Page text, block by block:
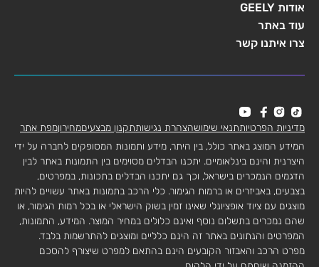
אודות GEELY
עוד באתר
צרו איתנו קשר
מדיניות הפרטיותתנאי שימושהצהרת נגישותתקנון מבצעיםמחירוןמפת אתר
המידע המוצג באתר כולל, בין היתר, מידע ותמונות המסופקים לחברה על ידי
היצרנית והינם בינלאומיים. יתכנו הבדלים מסוימים בין התמונות באתר לבין
הדגמים הנמכרים בישראל, וכך גם יתכנו הבדלים בתכונות, במפרטים,
בצבעים, באביזרים או ברמות הגימור. כלי הרכב בתמונות באתר עשויים להיות
מוצגים עם ציוד אופציונלי שאינו זמין בשוק הישראלי או בכל רמות הגימור, או
שהם נמכרים בתשלום נוסף ואינם כלולים במחיר המוצר. המידע, התמונות,
המפרטים והנתונים באתר זה הינם כלליים ומוצגים להתרשמות בלבד.
מפרט הרכב והאבזור הקובעים הינם בהתאם למפרט שיצורף להסכם